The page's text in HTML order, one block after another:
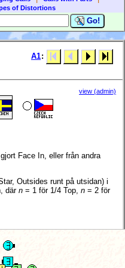
of Distortions
Go!
A1:
view (admin)
Face In, eller från andra
Outsides runt på utsidan) i
där n = 1 för 1/4 Top, n = 2 för